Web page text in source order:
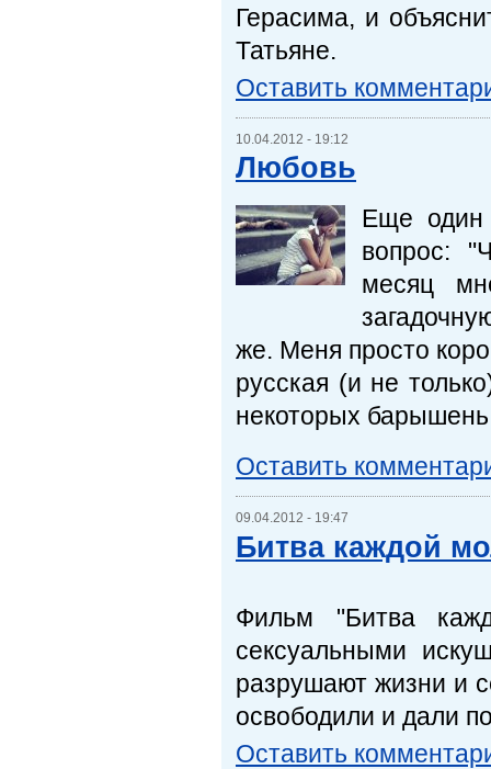
Герасима, и
Татьяне.
Оставить
10.04.2012 - 19:12
Любовь
Еще один
вопрос:
месяц
же. Меня просто
русская (и не
некоторых
Оставить
09.04.2012 - 19:47
Битва каждой
Фильм "Битва
сексуальными
разрушают жизни и
освободили и дали
Оставить